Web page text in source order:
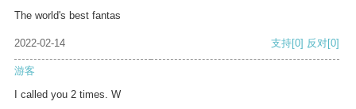
The world's best fantas
2022-02-14 支持[0] 反对[0]
游客
I called you 2 times. W